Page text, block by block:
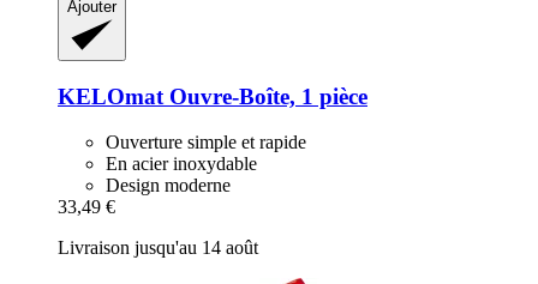
Ajouter
KELOmat Ouvre-​Boîte, 1 pièce
Ouverture simple et rapide
En acier inoxydable
Design moderne
33,49 €
Livraison jusqu'au 14 août